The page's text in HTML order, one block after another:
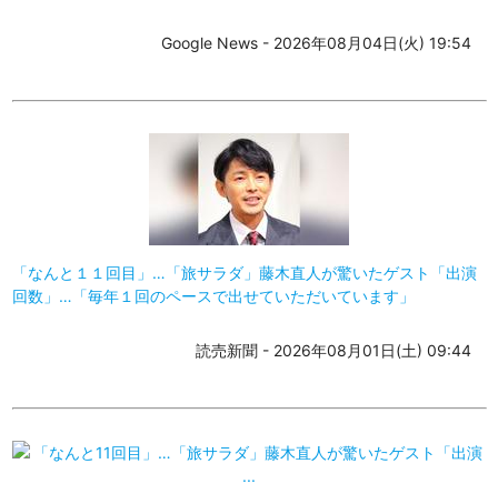
Google News - 2026年08月04日(火) 19:54
「なんと１１回目」…「旅サラダ」藤木直人が驚いたゲスト「出演
回数」…「毎年１回のペースで出せていただいています」
読売新聞 - 2026年08月01日(土) 09:44